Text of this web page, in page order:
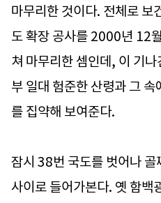
마무리한 것이다. 전체로 보
도 확장 공사를 2000년 12
쳐 마무리한 셈인데, 이 기
부 일대 험준한 산령과 그 속
를 집약해 보여준다.
잠시 38번 국도를 벗어나
사이로 들어가본다. 옛 함백